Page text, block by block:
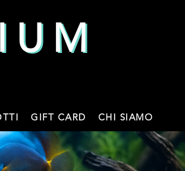
GIFT CARD CHI SIAMO